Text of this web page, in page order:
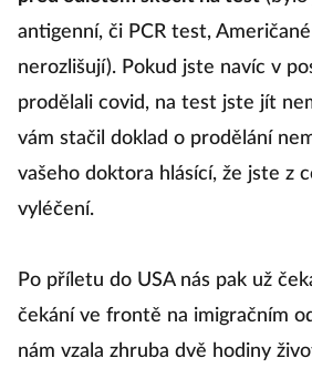
antigenní, či PCR test,
nerozlišují). Pokud jste navíc v
prodělali covid, na test jste jít
vám stačil doklad o prodělání
vašeho doktora hlásící, že jste z
vyléčení.
Po příletu do USA nás pak už
čekání ve frontě na imigračním
nám vzala zhruba dvě hodiny